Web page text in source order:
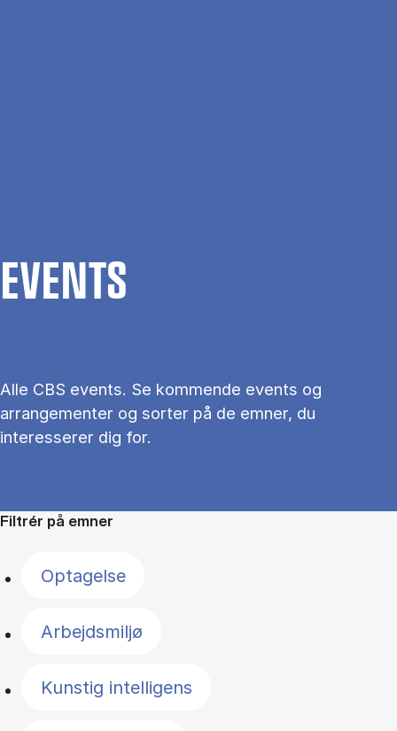
EVENTS
Alle CBS events. Se kommende events og
arrangementer og sorter på de emner, du
interesserer dig for.
Filtrér på emner
Optagelse
Arbejdsmiljø
Kunstig intelligens